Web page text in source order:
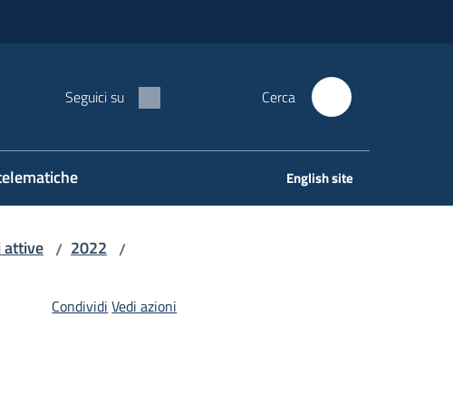
Seguici su Cerca
English site
attive / 2022 /
Condividi Vedi azioni